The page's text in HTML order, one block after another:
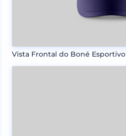
Vista Frontal do Boné Esportivo